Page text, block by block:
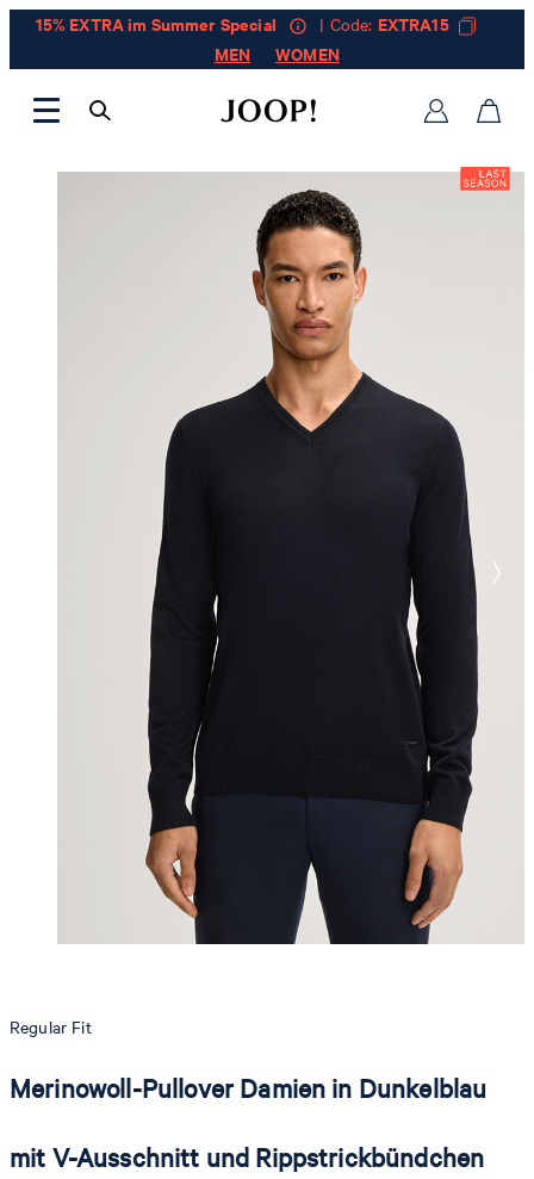
15% EXTRA im Summer Special | Code: EXTRA15
MEN
WOMEN
Regular Fit
Merinowoll-Pullover Damien in Dunkelblau
mit V-Ausschnitt und Rippstrickbündchen